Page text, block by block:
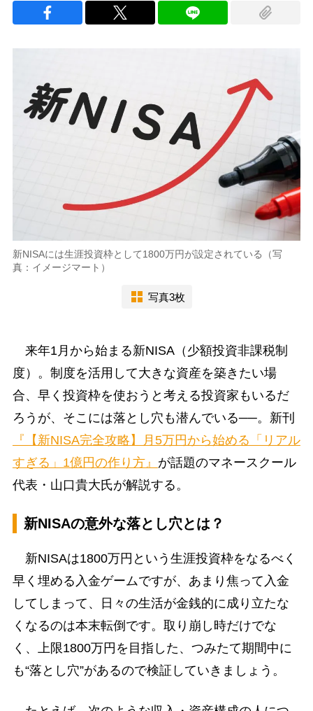
新NISAには生涯投資枠として1800万円が設定されている（写
真：イメージマート）
写真3枚
来年1月から始まる新NISA（少額投資非課税制
度）。制度を活用して大きな資産を築きたい場
合、早く投資枠を使おうと考える投資家もいるだ
ろうが、そこには落とし穴も潜んでいる──。新刊
『【新NISA完全攻略】月5万円から始める「リアル
すぎる」1億円の作り方』 が話題のマネースクール
代表・山口貴大氏が解説する。
新NISAの意外な落とし穴とは？
新NISAは1800万円という生涯投資枠をなるべく
早く埋める入金ゲームですが、あまり焦って入金
してしまって、日々の生活が金銭的に成り立たな
くなるのは本末転倒です。取り崩し時だけでな
く、上限1800万円を目指した、つみたて期間中に
も“落とし穴”があるので検証していきましょう。